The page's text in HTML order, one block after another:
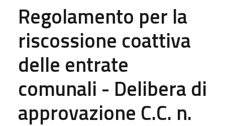
Regolamento per la
riscossione coattiva
delle entrate
comunali - Delibera di
approvazione C.C. n.